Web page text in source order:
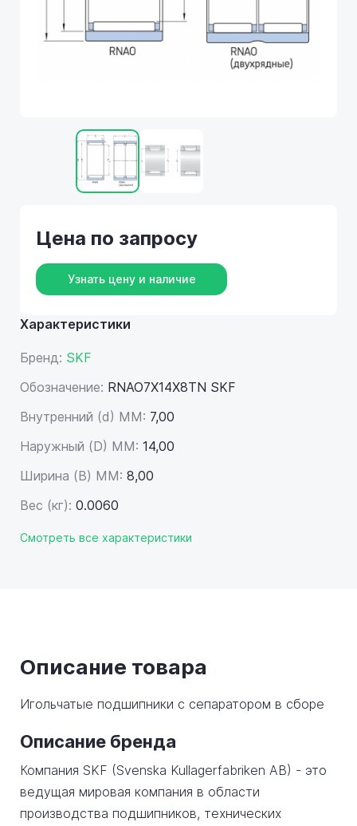
Характеристики
Бренд: SKF
Обозначение: RNAO7X14X8TN SKF
Внутренний (d) ММ: 7,00
Наружный (D) ММ: 14,00
Ширина (B) MM: 8,00
Вес (кг): 0.0060
Смотреть все характеристики
Цена по запросу
Узнать цену и наличие
Описание товара
Игольчатые подшипники с сепаратором в сборе
Описание бренда
Компания SKF (Svenska Kullagerfabriken AB) - это
ведущая мировая компания в области
производства подшипников, технических